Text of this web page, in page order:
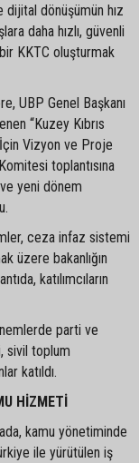
dijital dönüşümün hız
daha hızlı, güvenli
KKTC oluşturmak
UBP Genel Başkanı
“Kuzey Kıbrıs
Vizyon ve Proje
toplantısına
yeni dönem
ceza infaz sistemi
üzere bakanlığın
katılımcıların
parti ve
sivil toplum
katıldı.
HİZMETİ
kamu yönetiminde
ile yürütülen iş